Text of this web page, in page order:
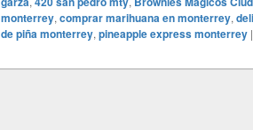
monterrey, comprar marihuana en monterrey,
de piña monterrey, pineapple express monterrey |